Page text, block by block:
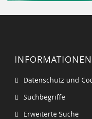
INFORMATIONEN
Datenschutz und
Suchbegriffe
Erweiterte Suche